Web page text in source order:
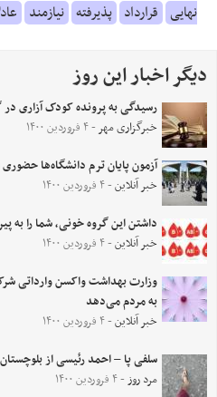
نهایی قرارداد پذیرفته نیازمند
دیگر اخبار این روز
رسیدگی به پرونده کودک آزاری
خبرگزاری مهر- ۴ فروردین ۱۴۰۰
آزمون پایان ترم دانشگاه‌ها
خبر آنلاین- ۴ فروردین ۱۴۰۰
داشتن این گروه خونی، شما را به
خبر آنلاین- ۴ فروردین ۱۴۰۰
وزارت بهداشت واکسن وارداتی
به مردم می‌دهد
خبر آنلاین- ۴ فروردین ۱۴۰۰
سلفی پا – احمد رئیسی از
مرد روز- ۴ فروردین ۱۴۰۰